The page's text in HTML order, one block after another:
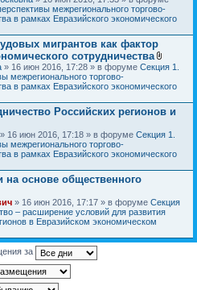
межрегионального торгово-
в рамках Евразийского экономического
мигрантов как фактор
сотрудничества
В
о
е
н
я
» 16 июн 2016, 17:28 » в форуме Секция 1.
межрегионального торгово-
в рамках Евразийского экономического
Российских регионов и
» 16 июн 2016, 17:18 » в форуме Секция 1.
межрегионального торгово-
в рамках Евразийского экономического
основе общественного
» 16 июн 2016, 17:17 » в форуме Секция
– расширение условий для развития
в Евразийском экономическом
за